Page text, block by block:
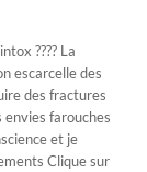
???? La
escarcelle des
des fractures
farouches
et je
Clique sur